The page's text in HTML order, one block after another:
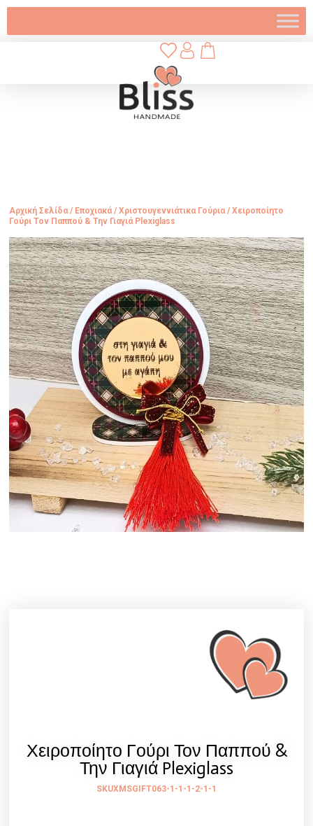
Αρχική Σελίδα / Εποχιακά /Χριστουγεννιάτικα Γούρια / Χειροποίητο
Γούρι Τον Παππού & Την Γιαγιά Plexiglass
Χειροποίητο Γούρι Τον Παππού &
Την Γιαγιά Plexiglass
SKUXMSGIFT063-1-1-1-2-1-1